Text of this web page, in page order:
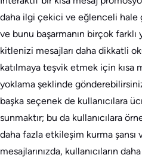
daha ilgi çekici ve eğlenceli
ve bunu başarmanın birçok farklı
kitlenizi mesajları daha dikkatli
katılmaya teşvik etmek için kısa
yoklama şeklinde
başka seçenek de kullanıcılara
sunmaktır; bu da kullanıcılara
daha fazla etkileşim kurma şansı
mesajlarınızda, kullanıcıların